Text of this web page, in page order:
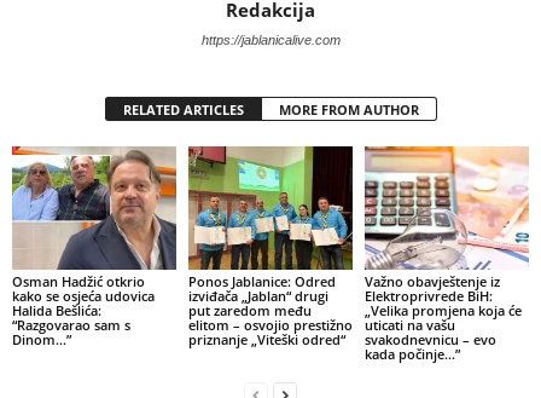
Redakcija
https://jablanicalive.com
RELATED ARTICLES MORE FROM AUTHOR
Osman Hadžić otkrio
kako se osjeća udovica
Halida Bešlića:
“Razgovarao sam s
Dinom…”
Ponos Jablanice: Odred
izviđača „Jablan“ drugi
put zaredom među
elitom – osvojio prestižno
priznanje „Viteški odred“
Važno obavještenje iz
Elektroprivrede BiH:
„Velika promjena koja će
uticati na vašu
svakodnevnicu – evo
kada počinje…”